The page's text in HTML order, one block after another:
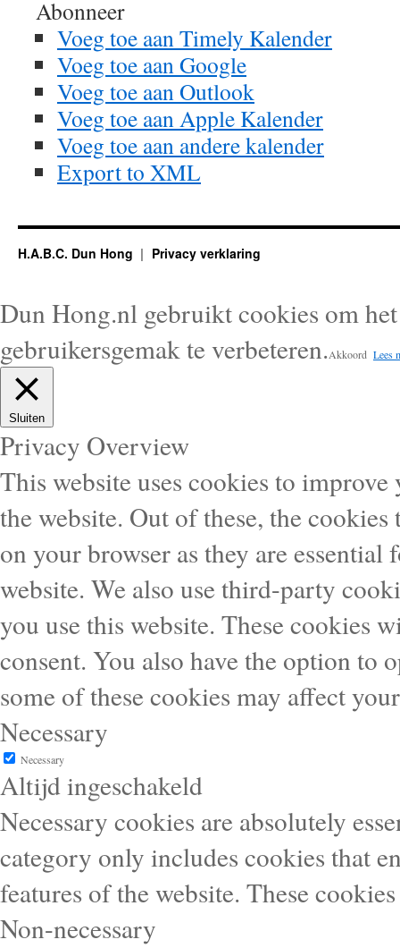
Abonneer
Voeg toe aan Timely Kalender
Voeg toe aan Google
Voeg toe aan Outlook
Voeg toe aan Apple Kalender
Voeg toe aan andere kalender
Export to XML
H.A.B.C. Dun Hong Privacy verklaring
Dun Hong.nl gebruikt cookies om
gebruikersgemak te verbeteren.Akkoord Lees
Sluiten
Privacy Overview
This website uses cookies to
the website. Out of these, the cookies
on your browser as they are
website. We also use third-party
you use this website. These cookies
consent. You also have the option
some of these cookies may affect
Necessary
Necessary
Altijd ingeschakeld
Necessary cookies are absolutely
category only includes cookies that
features of the website. These
Non-necessary